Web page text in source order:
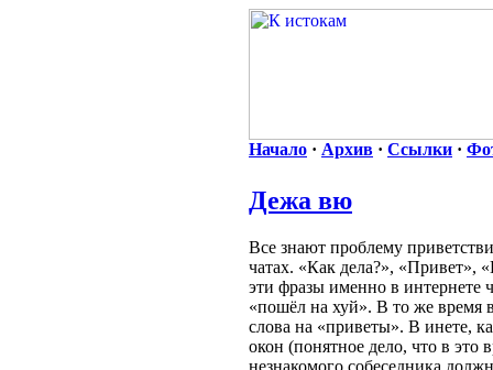
Начало · Архив · Ссылки ·
Дежа вю
Все знают проблему
чатах. «Как дела?»,
эти фразы именно в интернете
«пошёл на хуй». В то же время
слова на «приветы». В инете,
окон (понятное дело, что в это
незнакомого собеседника